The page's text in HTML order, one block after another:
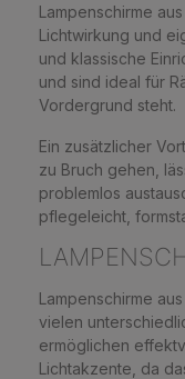
Lampenschirme
Lichtwirkung und
und klassische
und sind ideal für
Vordergrund steht.
Ein zusätzlicher
zu Bruch gehen,
problemlos
pflegeleicht,
Lampenschirme
vielen
ermöglichen
Lichtakzente, da